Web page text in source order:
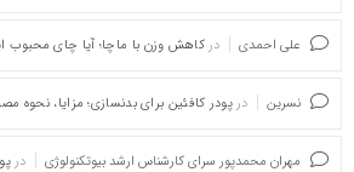
علی احمدی در کاهش وزن با ماچا؛ آیا چای محبوب
نسرین در پودر کافئین برای بدنسازی؛ مزایا،
مهران محمدپور سرای کارشناس ارشد بیوتکنولوژی در